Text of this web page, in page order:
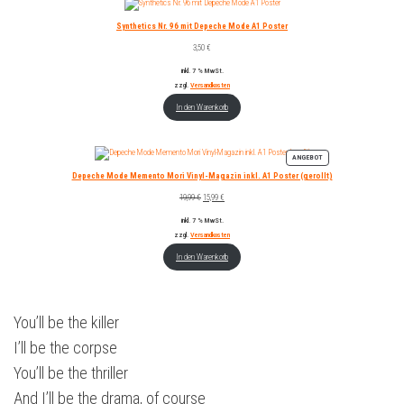
Synthetics Nr. 96 mit Depeche Mode A1 Poster
3,50 €
inkl. 7 % MwSt.
zzgl. Versandkosten
In den Warenkorb
ANGEBOTPRODUKT
IM
ANGEBOT
Depeche Mode Memento Mori Vinyl-Magazin inkl. A1 Poster (gerollt)
19,99€ Ursprünglicher
war:
19,99 €
15,99 €
15,99 €.
inkl. 7 % MwSt.
zzgl. Versandkosten
In den Warenkorb
You’ll be the killer
I’ll be the corpse
You’ll be the thriller
And I’ll be the drama, of course